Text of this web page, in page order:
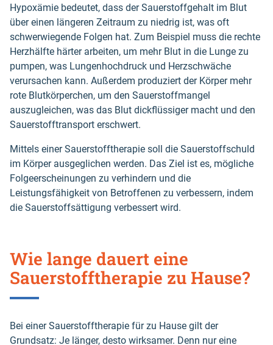
Hypoxämie bedeutet, dass der Sauerstoffgehalt im Blut
über einen längeren Zeitraum zu niedrig ist, was oft
schwerwiegende Folgen hat. Zum Beispiel muss die rechte
Herzhälfte härter arbeiten, um mehr Blut in die Lunge zu
pumpen, was Lungenhochdruck und Herzschwäche
verursachen kann. Außerdem produziert der Körper mehr
rote Blutkörperchen, um den Sauerstoffmangel
auszugleichen, was das Blut dickflüssiger macht und den
Sauerstofftransport erschwert.
Mittels einer Sauerstofftherapie soll die Sauerstoffschuld
im Körper ausgeglichen werden. Das Ziel ist es, mögliche
Folgeerscheinungen zu verhindern und die
Leistungsfähigkeit von Betroffenen zu verbessern, indem
die Sauerstoffsättigung verbessert wird.
Wie lange dauert eine
Sauerstofftherapie zu Hause?
Bei einer Sauerstofftherapie für zu Hause gilt der
Grundsatz: Je länger, desto wirksamer. Denn nur eine